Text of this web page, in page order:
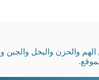
والحزن والبخل والجبن